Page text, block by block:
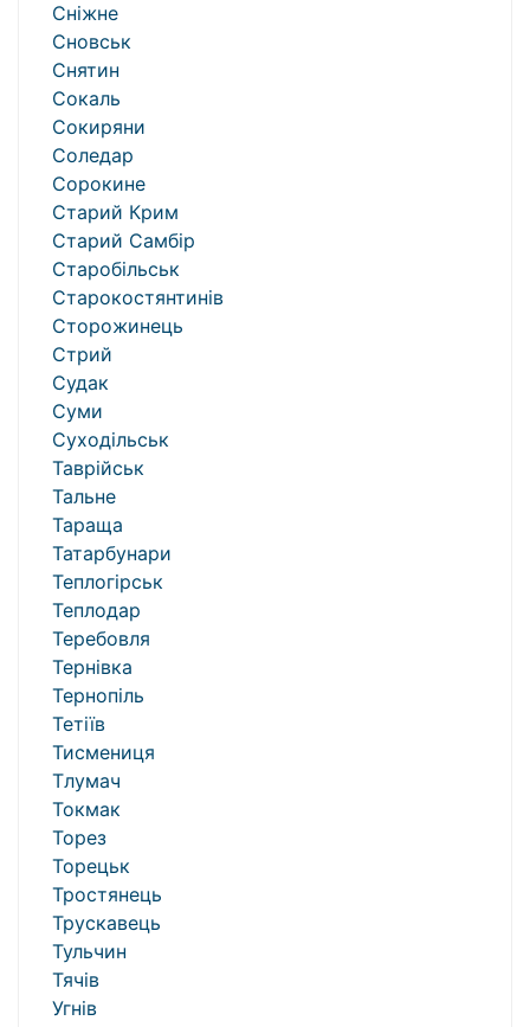
Сніжне
Сновськ
Снятин
Сокаль
Сокиряни
Соледар
Сорокине
Старий Крим
Старий Самбір
Старобільськ
Старокостянтинів
Сторожинець
Стрий
Судак
Суми
Суходільськ
Таврійськ
Тальне
Тараща
Татарбунари
Теплогірськ
Теплодар
Теребовля
Тернівка
Тернопіль
Тетіїв
Тисмениця
Тлумач
Токмак
Торез
Торецьк
Тростянець
Трускавець
Тульчин
Тячів
Угнів